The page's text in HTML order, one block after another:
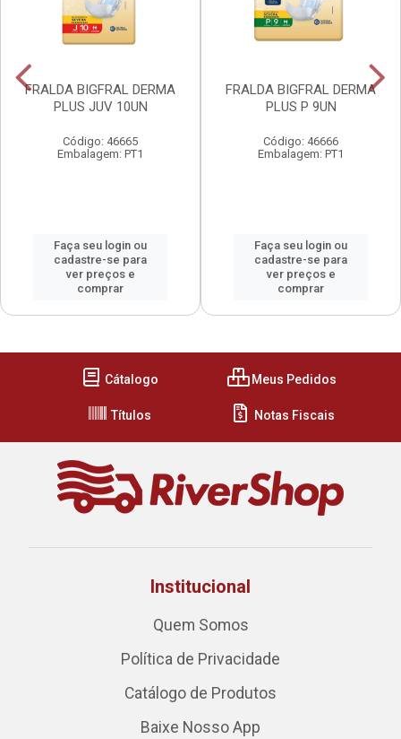
FRALDA BIGFRAL DERMA
PLUS JUV 10UN
Código: 46665
Embalagem: PT1
Faça seu login ou
cadastre-se para
ver preços e
comprar
FRALDA BIGFRAL DERMA
PLUS P 9UN
Código: 46666
Embalagem: PT1
Faça seu login ou
cadastre-se para
ver preços e
comprar
Cátalogo Meus Pedidos
Títulos Notas Fiscais
Institucional
Quem Somos
Política de Privacidade
Catálogo de Produtos
Baixe Nosso App